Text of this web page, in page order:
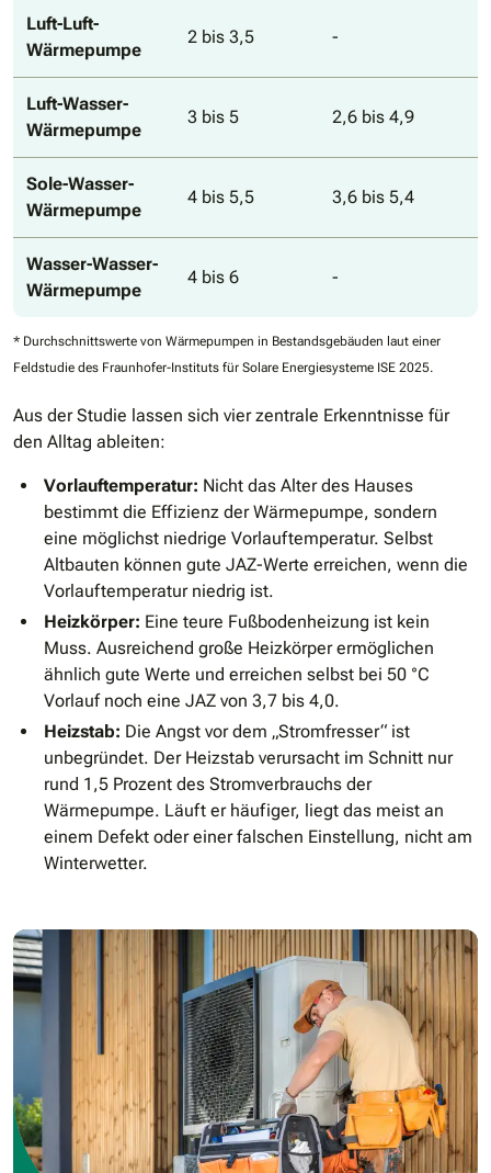
Luft-Luft-
Wärmepumpe
2 bis 3,5 -
Luft-Wasser-
Wärmepumpe
3 bis 5 2,6 bis 4,9
Sole-Wasser-
Wärmepumpe
4 bis 5,5 3,6 bis 5,4
Wasser-Wasser-
Wärmepumpe
4 bis 6 -
* Durchschnittswerte von Wärmepumpen in Bestandsgebäuden laut einer
Feldstudie des Fraunhofer-Instituts für Solare Energiesysteme ISE 2025.
Aus der Studie lassen sich vier zentrale Erkenntnisse für
den Alltag ableiten:
Vorlauftemperatur: Nicht das Alter des Hauses
bestimmt die Effizienz der Wärmepumpe, sondern
eine möglichst niedrige Vorlauftemperatur. Selbst
Altbauten können gute JAZ-Werte erreichen, wenn die
Vorlauftemperatur niedrig ist.
Heizkörper: Eine teure Fußbodenheizung ist kein
Muss. Ausreichend große Heizkörper ermöglichen
ähnlich gute Werte und erreichen selbst bei 50 °C
Vorlauf noch eine JAZ von 3,7 bis 4,0.
Heizstab: Die Angst vor dem „Stromfresser“ ist
unbegründet. Der Heizstab verursacht im Schnitt nur
rund 1,5 Prozent des Stromverbrauchs der
Wärmepumpe. Läuft er häufiger, liegt das meist an
einem Defekt oder einer falschen Einstellung, nicht am
Winterwetter.